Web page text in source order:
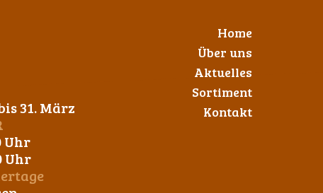
31. März
Uhr
Uhr
Home
Über uns
Aktuelles
Sortiment
Kontakt